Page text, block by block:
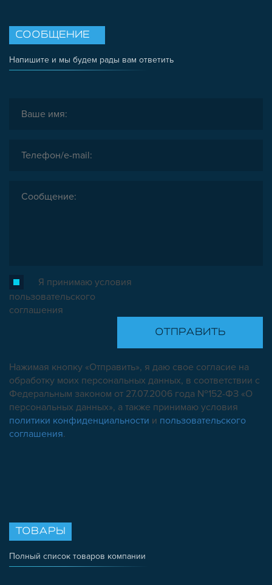
СООБЩЕНИЕ
Напишите и мы будем рады вам ответить
Я принимаю условия
пользовательского
соглашения
Нажимая кнопку «Отправить», я даю свое согласие на
обработку моих персональных данных, в соответствии с
Федеральным законом от 27.07.2006 года №152-ФЗ «О
персональных данных», а также принимаю условия
политики конфиденциальности и пользовательского
соглашения.
ТОВАРЫ
Полный список товаров компании